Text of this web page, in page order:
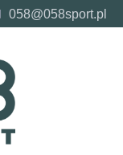
058@058sport.pl